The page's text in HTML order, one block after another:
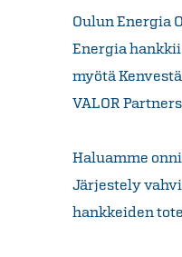
Oulun Energia
Energia hankkii
myötä
VALOR
Haluamme
Järjestely
hankkeiden